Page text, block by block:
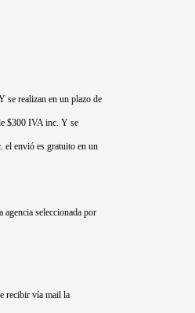
se realizan en un plazo de
$300 IVA inc. Y se
el envió es gratuito en un
agencia seleccionada por
recibir vía mail la